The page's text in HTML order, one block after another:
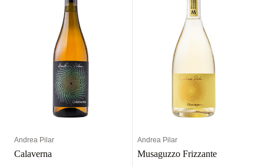
Andrea Pilar
Calaverna
Andrea Pilar
Musaguzzo Frizzante